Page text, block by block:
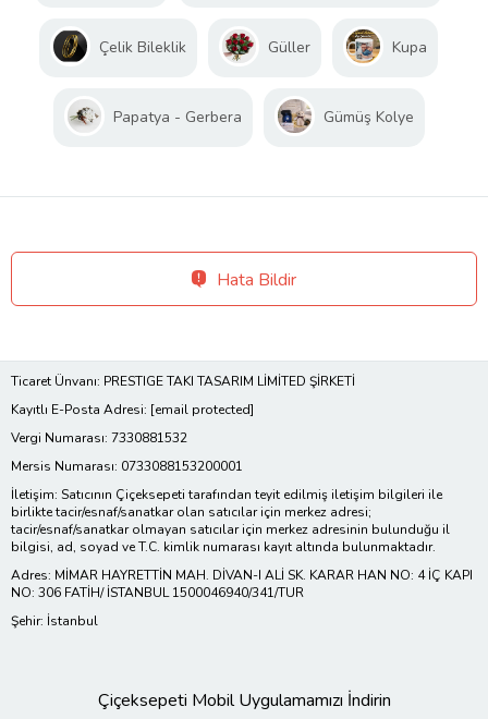
Çelik Bileklik Güller Kupa
Papatya - Gerbera Gümüş Kolye
Hata Bildir
Ticaret Ünvanı: PRESTIGE TAKI TASARIM LİMİTED ŞİRKETİ
Kayıtlı E-Posta Adresi: [email protected]
Vergi Numarası: 7330881532
Mersis Numarası: 0733088153200001
İletişim: Satıcının Çiçeksepeti tarafından teyit edilmiş iletişim bilgileri ile
birlikte tacir/esnaf/sanatkar olan satıcılar için merkez adresi;
tacir/esnaf/sanatkar olmayan satıcılar için merkez adresinin bulunduğu il
bilgisi, ad, soyad ve T.C. kimlik numarası kayıt altında bulunmaktadır.
Adres: MİMAR HAYRETTİN MAH. DİVAN-I ALİ SK. KARAR HAN NO: 4 İÇ KAPI
NO: 306 FATİH/ İSTANBUL 1500046940/341/TUR
Şehir: İstanbul
Çiçeksepeti Mobil Uygulamamızı İndirin